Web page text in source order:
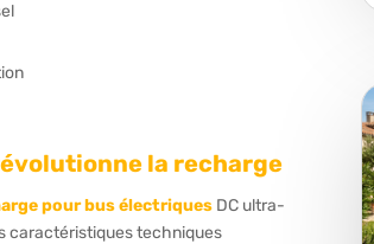
la recharge
pour bus électriques DC ultra-
caractéristiques techniques